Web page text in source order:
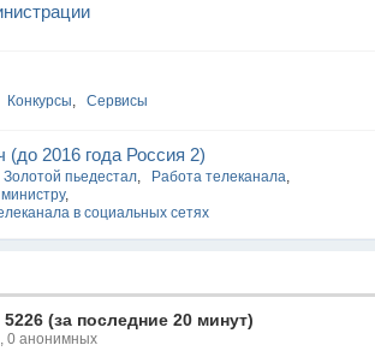
Конкурсы, Сервисы
(до 2016 года Россия 2)
Золотой пьедестал, Работа телеканала,
,
в социальных сетях
(за последние 20 минут)
0 анонимных